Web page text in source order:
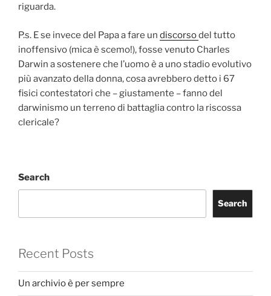
riguarda.
P.s. E se invece del Papa a fare un discorsodel tutto
inoffensivo (mica è scemo!), fosse venuto Charles
Darwin a sostenere che l’uomo è a uno stadio evolutivo
più avanzato della donna, cosa avrebbero detto i 67
fisici contestatori che – giustamente – fanno del
darwinismo un terreno di battaglia contro la riscossa
clericale?
Search
Search
Recent Posts
Un archivio è per sempre